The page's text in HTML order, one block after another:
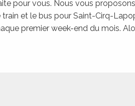
pour vous. Nous vous proposons
et le bus pour Saint-Cirq-
premier week-end du mois.